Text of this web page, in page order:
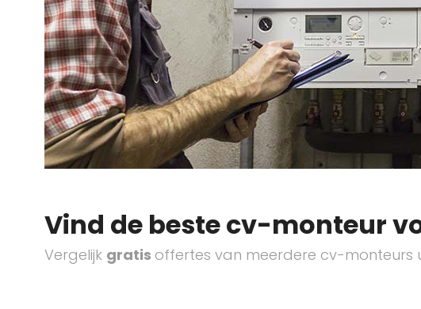
Vind de beste cv-monteur
Vergelijk gratis offertes van meerdere cv-monteurs